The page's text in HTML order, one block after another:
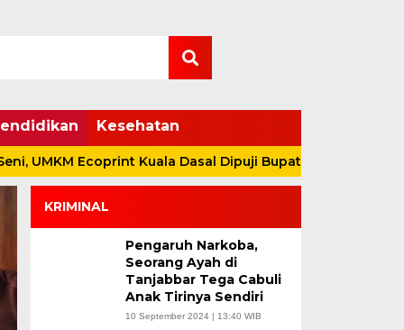
Kesehatan
Ecoprint Kuala Dasal Dipuji Bupati Anwar Sadat
KRIMINAL
Pengaruh Narkoba,
Seorang Ayah di
Tanjabbar Tega Cabuli
Anak Tirinya Sendiri
10 September 2024 | 13:40 WIB